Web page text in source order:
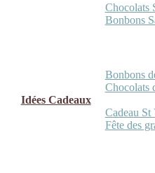
Chocolats
Bonbons
Bonbons
Chocolats
Idées Cadeaux
Cadeau St
Fête des